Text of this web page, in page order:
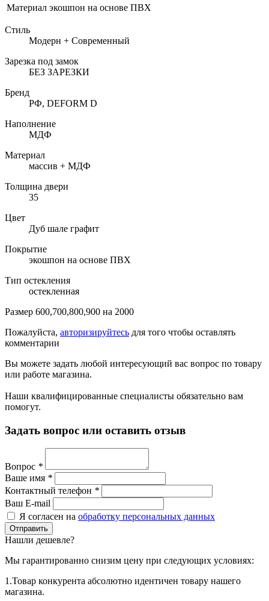
Материал экошпон на основе ПВХ
Стиль
Модерн + Современный
Зарезка под замок
БЕЗ ЗАРЕЗКИ
Бренд
РФ, DEFORM D
Наполнение
МДФ
Материал
массив + МДФ
Толщина двери
35
Цвет
Дуб шале графит
Покрытие
экошпон на основе ПВХ
Тип остекления
остекленная
Размер 600,700,800,900 на 2000
Пожалуйста, авторизируйтесь для того чтобы оставлять
комментарии
Вы можете задать любой интересующий вас вопрос по товару
или работе магазина.
Наши квалифицированные специалисты обязательно вам
помогут.
Задать вопрос или оставить отзыв
Вопрос *
Ваше имя *
Контактный телефон *
Ваш E-mail
Я согласен на обработку персональных данных
Нашли дешевле?
Мы гарантированно снизим цену при следующих условиях:
1.Товар конкурента абсолютно идентичен товару нашего
магазина.